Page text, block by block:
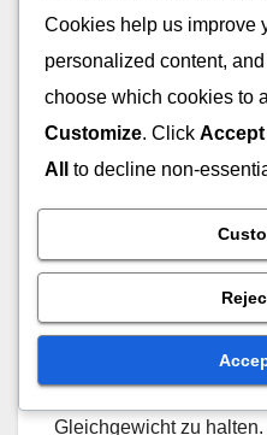
Die Mechanik eines
richtigen Griff und eine
Genauigkeit und
Spieler sollten den Ball
halten, die Handfläche
Geschwindigkeit und
Die Fußarbeit ist
sollten ein paar
machen, bevor sie den
nicht nur Schwung auf,
Gleichgewicht zu
Cookies help us improve
personalized content,
choose which cookies to
Customize. Click Accept
All
to decline non-